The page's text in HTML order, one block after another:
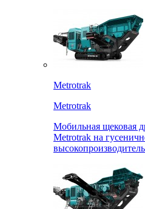
Metrotrak
Metrotrak
Мобильная щековая
Metrotrak на